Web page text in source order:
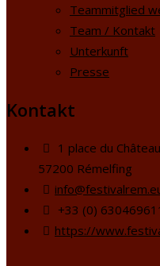
Teammitglied
Team / Kontakt
Unterkunft
Presse
Kontakt
1 place du Château
57200 Rémelfing
+33 (0)
https://